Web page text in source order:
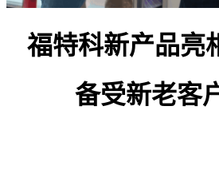
福特科新产品亮
备受新老客